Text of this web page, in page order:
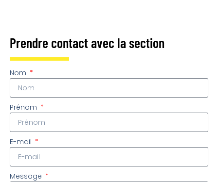
Prendre contact avec la section
Nom
Prénom
E-mail
Message